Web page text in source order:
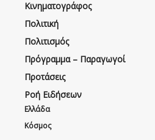
Κινηματογράφος
Πολιτική
Πολιτισμός
Πρόγραμμα – Παραγωγοί
Προτάσεις
Ροή Ειδήσεων
Ελλάδα
Κόσμος